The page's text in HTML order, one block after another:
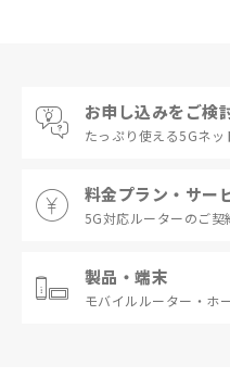
お申し込みをご検
たっぷり使える5Gネッ
料金プラン・サー
5G対応ルーターのご契
製品・端末
モバイルルーター・ ホ